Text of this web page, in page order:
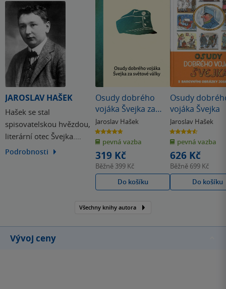
JAROSLAV HAŠEK
Hašek se stal
spisovatelskou hvězdou,
literární otec Švejka.
Jedinečný mystifikátor,
Ikona české literatury,
Podrobnosti
Osudy dobrého
vojáka Švejka za
světové války
Jaroslav Hašek
4.7
z
5
hvězdiček
pevná vazba
319 Kč
Běžně 399 Kč
Do košíku
Osudy
vojáka Švejka
Jaroslav Hašek
4.6
z
5
hvězdiček
pevná vazba
626 Kč
Běžně 699 Kč
Do košíku
Všechny knihy autora
Vývoj ceny